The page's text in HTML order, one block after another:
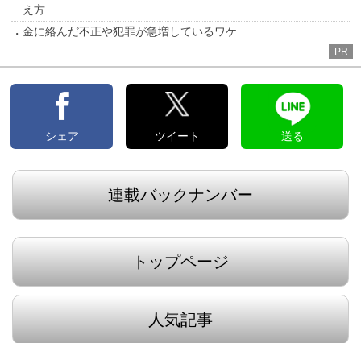
え方
金に絡んだ不正や犯罪が急増しているワケ
PR
シェア ツイート 送る
連載バックナンバー
トップページ
人気記事